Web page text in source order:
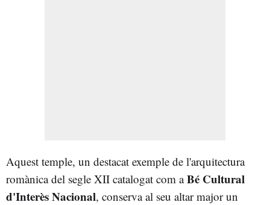
Aquest temple, un destacat exemple de l'arquitectura
romànica del segle XII catalogat com aBé Cultural
d'Interès Nacional, conserva al seu altar major un